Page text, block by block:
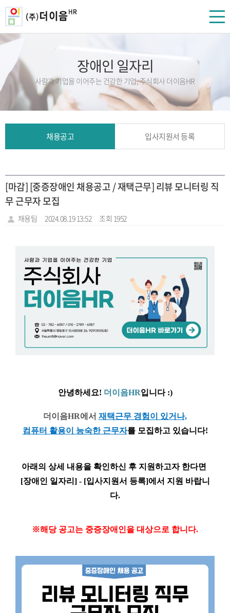
장애인 일자리
사람과 기업을 이어주는 건강한 기업, 주식회사 더이음HR
채용공고 입사지원서 등록
[마감] [중증장애인 채용공고 / 재택근무] 리뷰 모니터링 직
무 근무자 모집
채용팀 2024.08.19 13:52 조회 1952
안녕하세요! 더이음HR입니다 :)
더이음HR에서 재택근무 경험이 있거나,
컴퓨터 활용이 능숙한 근무자를모집하고 있습니다!
아래의 상세 내용을 확인하신 후 지원하고자 한다면
[장애인 일자리] - [입사지원서 등록]에서 지원 바랍니
다.
※해당 공고는 중증장애인을 대상으로 합니다.